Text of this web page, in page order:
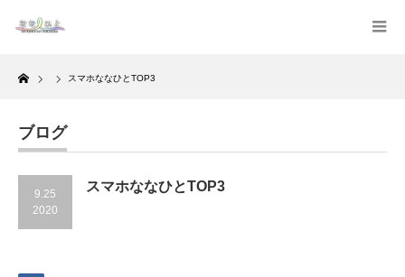
Home
スマホななひとTOP3
ブログ
9.25
2020
スマホななひとTOP3